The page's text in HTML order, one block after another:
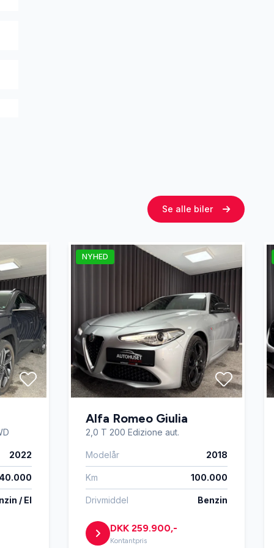
Se alle biler
2022
/ El
NYHED
Alfa Romeo Giulia
2,0 T 200 Edizione aut.
Modelår 2018
Km 100.000
Drivmiddel Benzin
DKK 259.900,-
Kontantpris